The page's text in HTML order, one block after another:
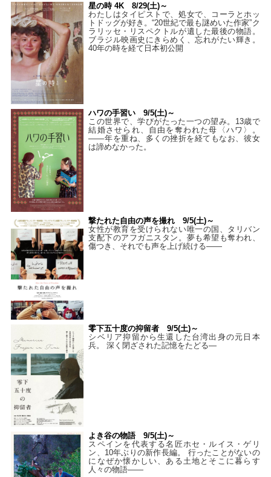
星の時 4K 8/29(土)～
わたしはタイピストで、処⼥で、コーラとホッ
トドッグが好き。“20世紀で最も謎めいた作家”ク
ラリッセ・リスペクトルが遺した最後の物語。
ブラジル映画史にきらめく、忘れがたい輝き。
40年の時を経て⽇本初公開
ハワの手習い 9/5(土)～
この世界で、学びがたった一つの望み。13歳で
結婚させられ、自由を奪われた母〈ハワ〉。
——年を重ね、多くの挫折を経てもなお、彼女
は諦めなかった。
撃たれた自由の声を撮れ 9/5(土)～
女性が教育を受けられない唯一の国、タリバン
支配下のアフガニスタン。夢も希望も奪われ、
傷つき、それでも声を上げ続ける——
零下五十度の抑留者 9/5(土)～
シベリア抑留から生還した台湾出身の元日本
兵。 深く閉ざされた記憶をたどる—
よき谷の物語 9/5(土)～
スペインを代表する名匠ホセ・ルイス・ゲリ
ン、10年ぶりの新作長編。 行ったことがないの
になぜか懐かしい、ある土地とそこに暮らす
人々の物語――